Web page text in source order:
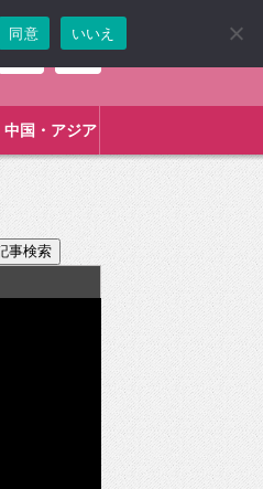
中国・アジア
同意 いいえ